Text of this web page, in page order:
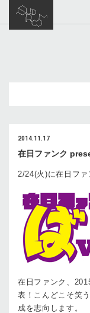
2014.11.17
在日ファンク
2/24(火)に在日フ
在日ファンク、
表！こんどこそ笑
成を志向します。